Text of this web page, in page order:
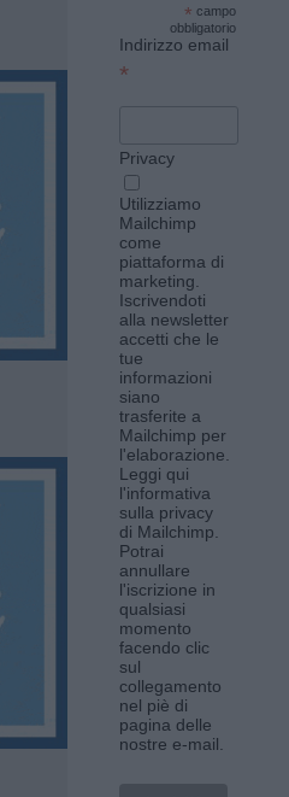
* campo
obbligatorio
Indirizzo email
*
Privacy
Utilizziamo
Mailchimp
come
piattaforma di
marketing.
Iscrivendoti
alla newsletter
accetti che le
tue
informazioni
siano
trasferite a
Mailchimp per
l'elaborazione.
Leggi qui
l'informativa
sulla privacy
di Mailchimp.
Potrai
annullare
l'iscrizione in
qualsiasi
momento
facendo clic
sul
collegamento
nel piè di
pagina delle
nostre e-mail.